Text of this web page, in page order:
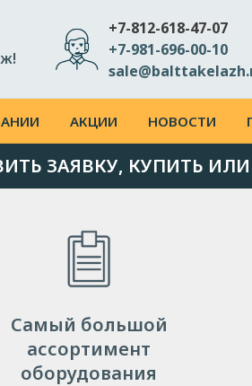
+7-812-618-47-07
+7-981-696-00-10
АКЦИИ НОВОСТИ
ЗАЯВКУ, КУПИТЬ
Самый большой
ассортимент
оборудования